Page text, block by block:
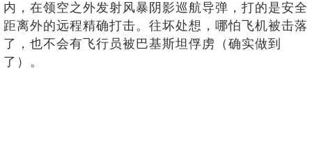
内，在领空之外发射风暴阴影巡航导弹，打的是安全
距离外的远程精确打击。往坏处想，哪怕飞机被击落
了，也不会有飞行员被巴基斯坦俘虏（确实做到
了）。